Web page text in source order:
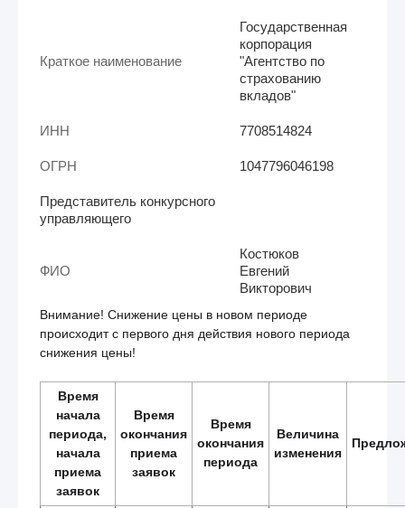
Краткое наименование
Государственная
корпорация
"Агентство по
страхованию
вкладов"
ИНН 7708514824
ОГРН 1047796046198
Представитель конкурсного
управляющего
ФИО
Костюков
Евгений
Викторович
Внимание! Снижение цены в новом периоде
происходит с первого дня действия нового периода
снижения цены!
Время
начала
периода,
начала
приема
заявок
Время
окончания
приема
заявок
Время
окончания
периода
Величина
изменения